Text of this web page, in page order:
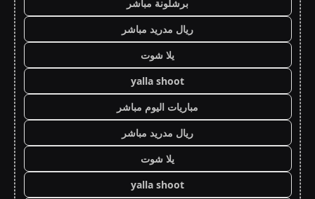
برشلونة مباشر
ريال مدريد مباشر
يلا شوت
yalla shoot
مباريات اليوم مباشر
ريال مدريد مباشر
يلا شوت
yalla shoot